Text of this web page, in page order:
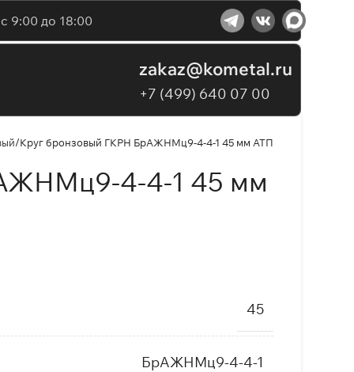
9:00 до 18:00
zakaz@kometal.ru
+7 (499) 640 07 00
Круг бронзовый ГКРН БрАЖНМц9-4-4-1 45 мм АТП
4-4-1 45 мм
45
БрАЖНМц9-4-4-1